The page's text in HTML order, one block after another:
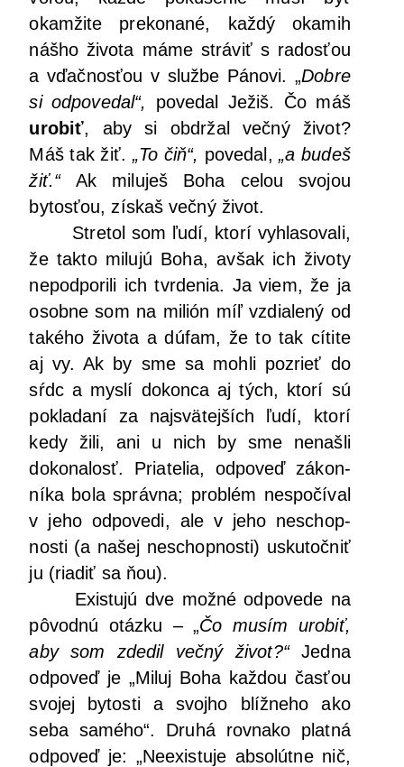
okam­ži­te pre­ko­na­né, kaž­dý oka­mih
náš­ho živo­ta máme strá­viť s rados­ťou
a vďač­nos­ťou v služ­be Páno­vi. „Dob­re
si odpo­ve­dal“, pove­dal Ježiš. Čo máš
uro­biť, aby si obdr­žal več­ný život?
Máš tak žiť. „To čiň“, pove­dal,„a budeš
žiť.“ Ak milu­ješ Boha celou svo­jou
bytos­ťou, zís­kaš več­ný život.
Stre­tol som ľudí, kto­rí vyhla­so­va­li,
že tak­to milu­jú Boha, avšak ich živo­ty
nepod­po­ri­li ich tvr­de­nia. Ja viem, že ja
osob­ne som na mili­ón míľ vzdia­le­ný od
také­ho živo­ta a dúfam, že to tak cíti­te
aj vy. Ak by sme sa moh­li pozrieť do
sŕdc a mys­lí dokon­ca aj tých, kto­rí sú
pokla­da­ní za najs­vä­tej­ších ľudí, kto­rí
kedy žili, ani u nich by sme nenaš­li
doko­na­losť. Pria­te­lia, odpo­veď zákon­
ní­ka bola správ­na; prob­lém nespo­čí­val
v jeho odpo­ve­di, ale v jeho neschop­
nos­ti (a našej neschop­nos­ti) usku­toč­niť
ju (ria­diť sa ňou).
Exis­tu­jú dve mož­né odpo­ve­de na
pôvod­nú otáz­ku – „Čo musím uro­biť,
aby som zde­dil več­ný život?“Jed­na
odpo­veď je „Miluj Boha kaž­dou čas­ťou
svo­jej bytos­ti a svoj­ho blíž­ne­ho ako
seba samé­ho“. Dru­há rov­na­ko plat­ná
odpo­veď je: „Neexis­tu­je abso­lút­ne nič,